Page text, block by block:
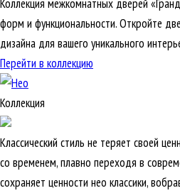
Коллекция межкомнатных дверей
форм и функциональности. Откройте
дизайна для вашего уникального
Перейти в коллекцию
Коллекция
Классический стиль не теряет своей
со временем, плавно переходя в
сохраняет ценности нео классики,